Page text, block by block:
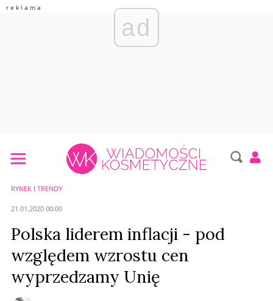
ad
RYNEK I TRENDY
21.01.2020 00:00
Polska liderem inflacji - pod
względem wzrostu cen
wyprzedzamy Unię